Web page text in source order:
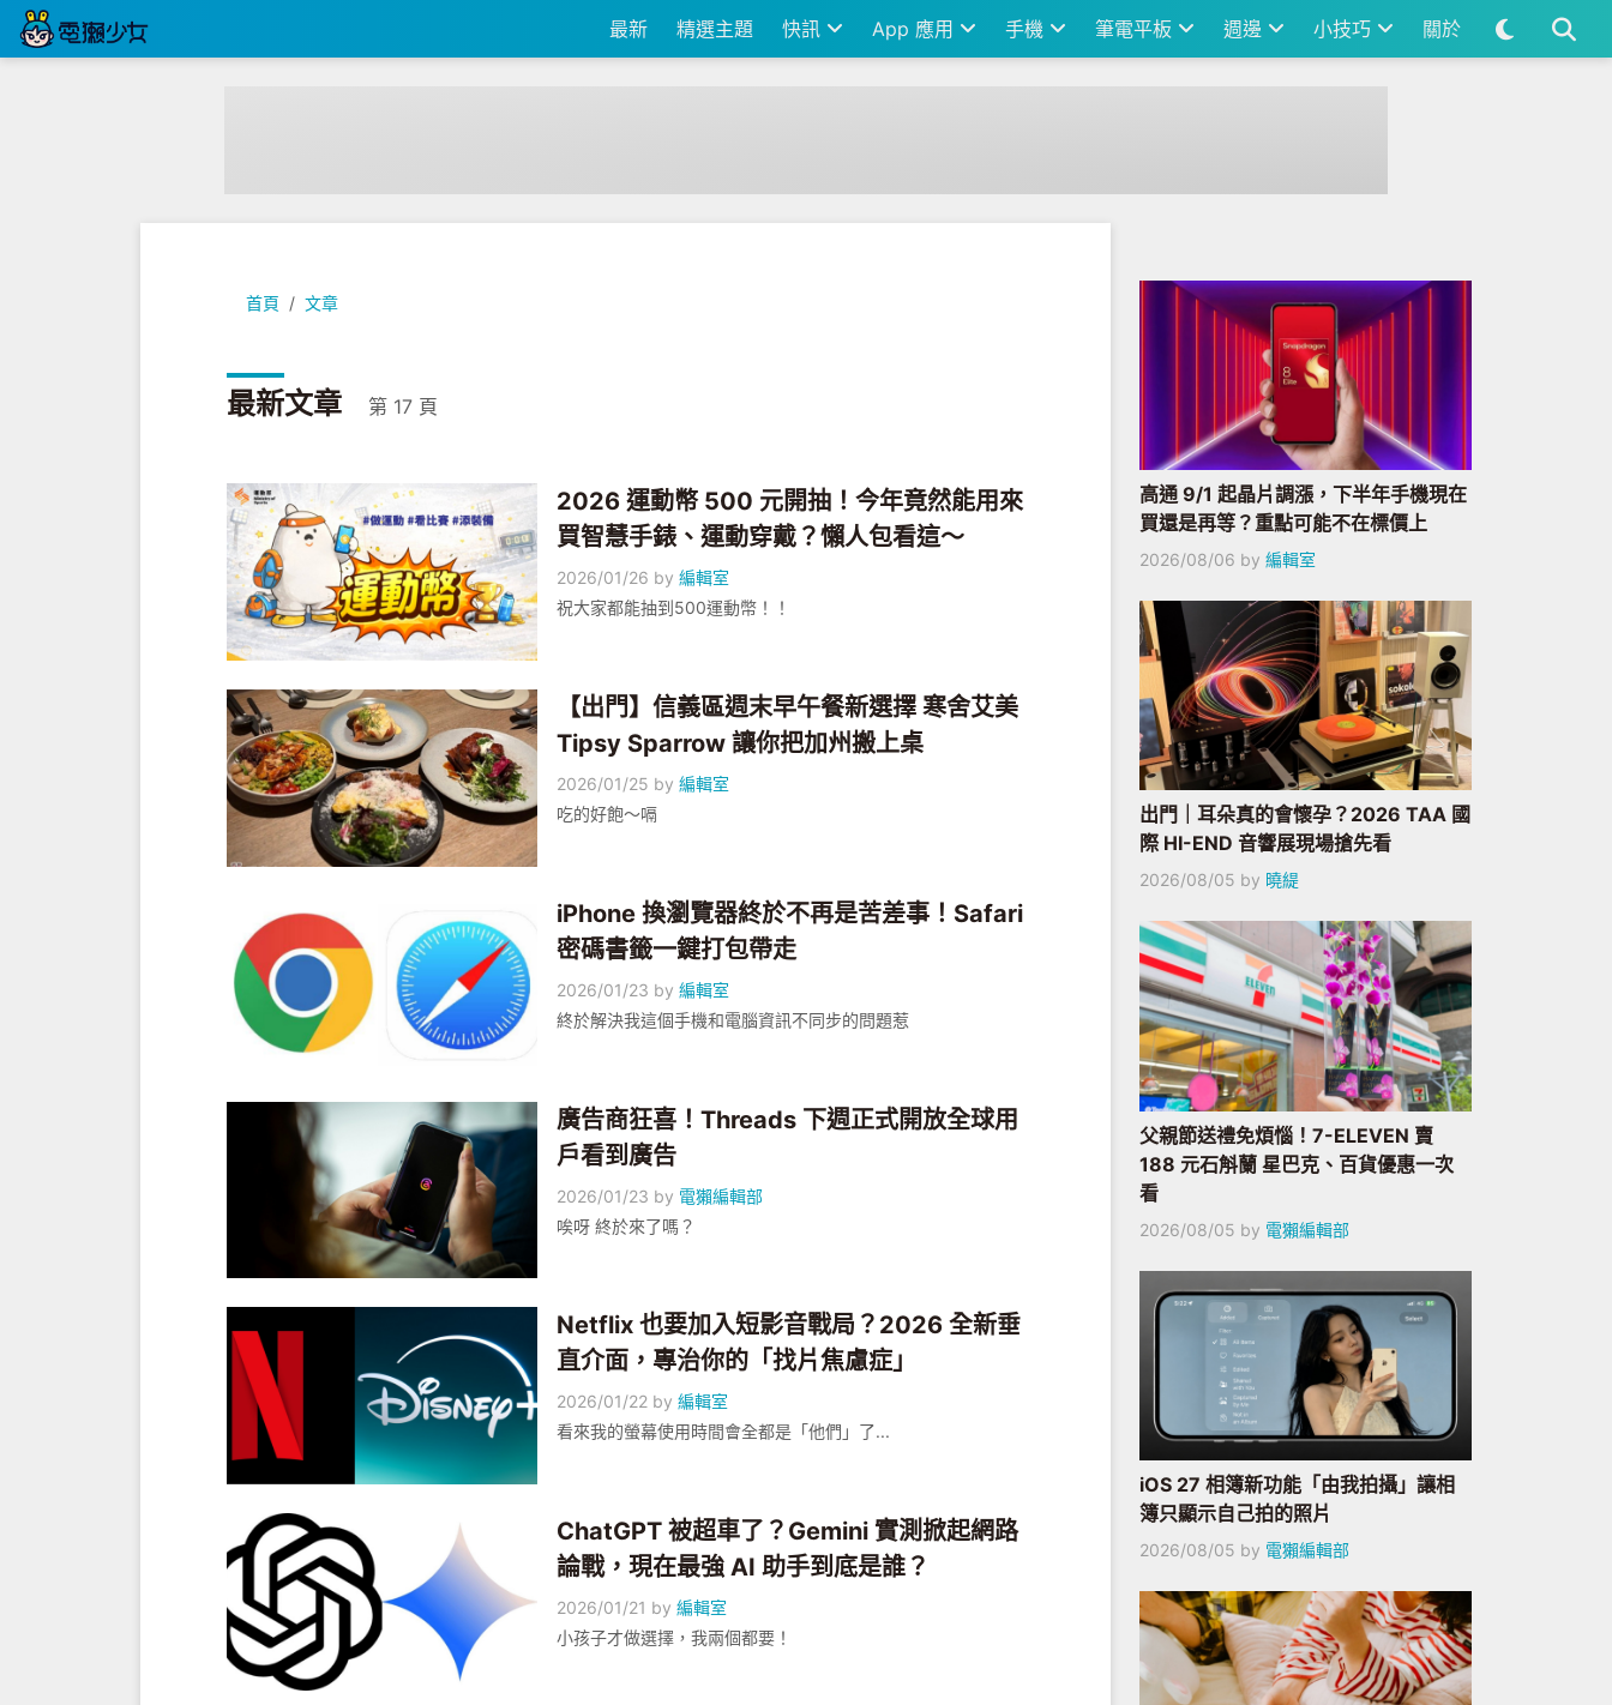
最新 精選主題 快訊 App 應用 手機 筆電平板 週邊 小技巧 關於
首頁 文章
最新文章 第 17 頁
2026 運動幣 500 元開抽！今年竟然能用來
買智慧手錶、運動穿戴？懶人包看這～
2026/01/26 by編輯室
祝大家都能抽到500運動幣！！
【出門】信義區週末早午餐新選擇 寒舍艾美
Tipsy Sparrow 讓你把加州搬上桌
2026/01/25 by編輯室
吃的好飽～嗝
iPhone 換瀏覽器終於不再是苦差事！Safari
密碼書籤一鍵打包帶走
2026/01/23 by編輯室
終於解決我這個手機和電腦資訊不同步的問題惹
廣告商狂喜！Threads 下週正式開放全球用
戶看到廣告
2026/01/23 by 電獺編輯部
唉呀 終於來了嗎？
Netflix 也要加入短影音戰局？2026 全新垂
直介面，專治你的「找片焦慮症」
2026/01/22 by編輯室
看來我的螢幕使用時間會全都是「他們」了...
ChatGPT 被超車了？Gemini 實測掀起網路
論戰，現在最強 AI 助手到底是誰？
2026/01/21 by編輯室
小孩子才做選擇，我兩個都要！
高通 9/1 起晶片調漲，下半年手機現在
買還是再等？重點可能不在標價上
2026/08/06 by 編輯室
出門｜耳朵真的會懷孕？2026 TAA 國
際 HI-END 音響展現場搶先看
2026/08/05 by 曉緹
父親節送禮免煩惱！7-ELEVEN 賣
188 元石斛蘭 星巴克、百貨優惠一次
看
2026/08/05 by 電獺編輯部
iOS 27 相簿新功能「由我拍攝」讓相
簿只顯示自己拍的照片
2026/08/05 by 電獺編輯部